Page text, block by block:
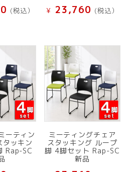
(税込） ¥ 23,760 (税込）
ーティン
タッキン
Rap-SC
ミーティングチェア
スタッキング ループ
脚 4脚セット Rap-SC
新品